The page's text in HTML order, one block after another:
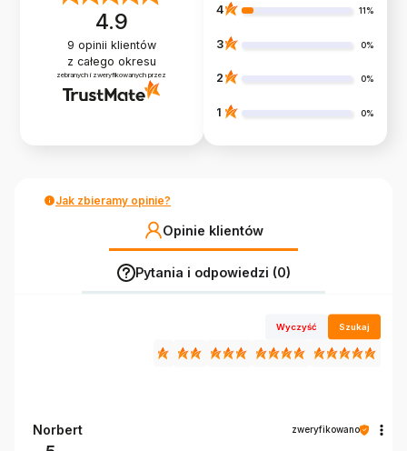
4.9
9 opinii klientów
z całego okresu
zebranych i zweryfikowanych przez
4 11%
3 0%
2 0%
1 0%
Jak zbieramy opinie?
Opinie klientów
Pytania i odpowiedzi (0)
Wyczyść Szukaj
Norbert zweryfikowano